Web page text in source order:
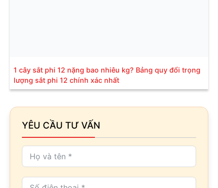
1 cây sắt phi 12 nặng bao nhiêu kg? Bảng quy đổi trọng
lượng sắt phi 12 chính xác nhất
YÊU CẦU TƯ VẤN